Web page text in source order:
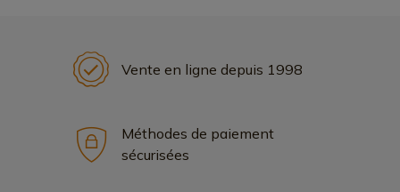
Vente en ligne depuis 1998
Méthodes de paiement
sécurisées